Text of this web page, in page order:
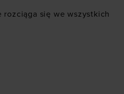
rozciąga się we wszystkich